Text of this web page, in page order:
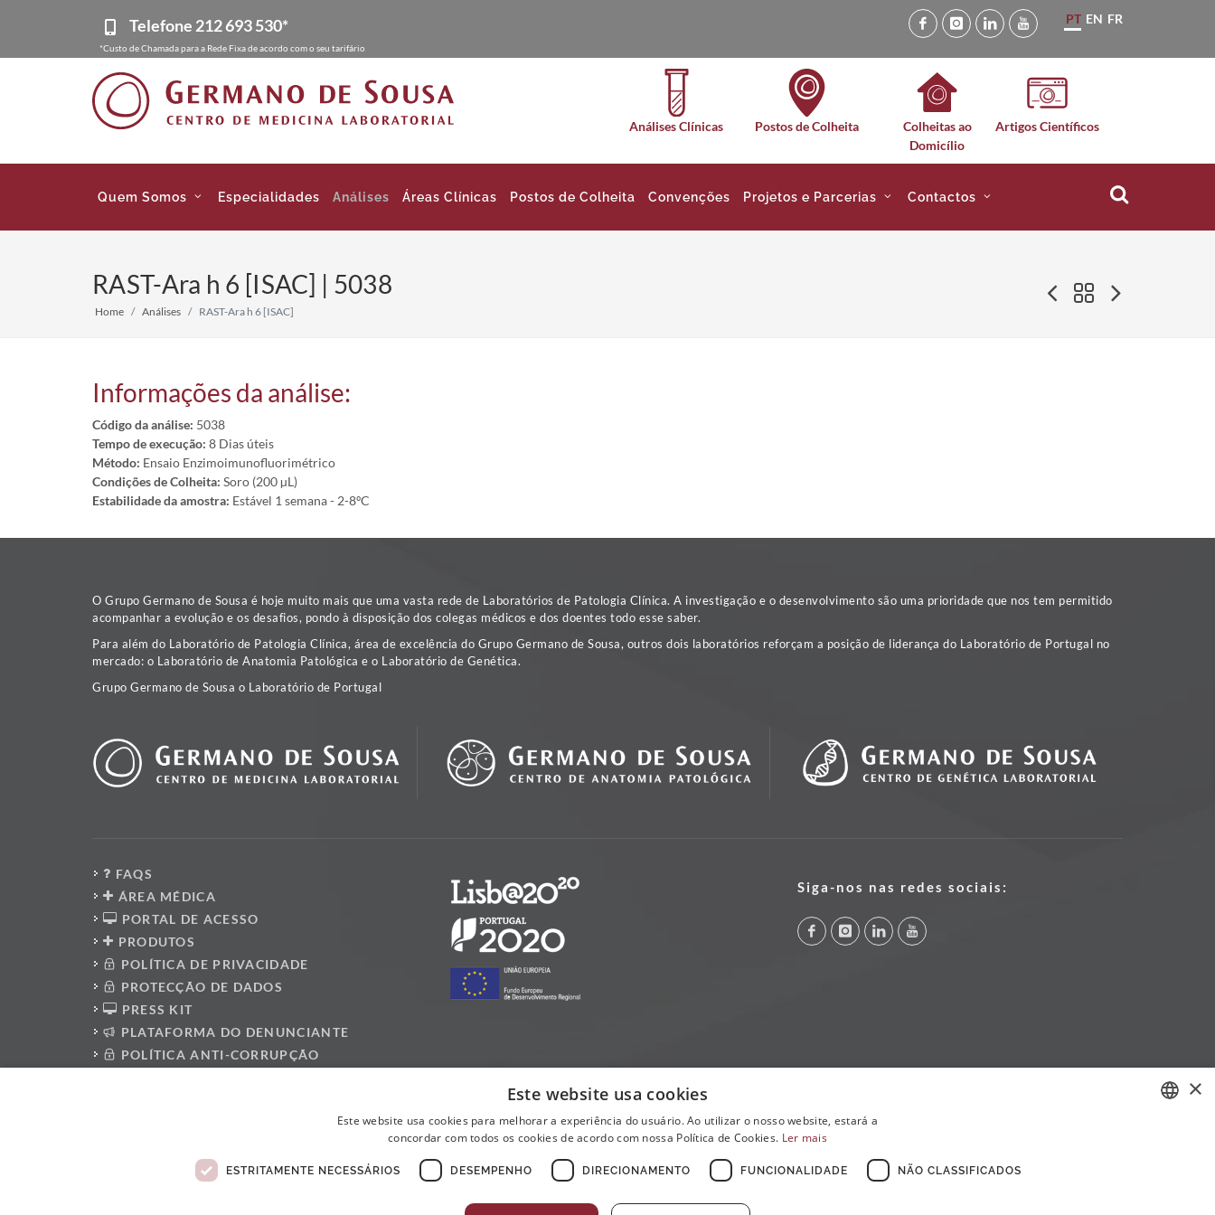
Telefone212 693 530*
*Custo de Chamada para a Rede Fixa de acordo com o seu tarifário
PT EN FR
Análises Clínicas Postos de Colheita
Colheitas ao
Domicílio
Artigos Científicos
Quem Somos Especialidades Análises Áreas Clínicas Postos de Colheita Convenções Projetos e Parcerias Contactos
RAST-Ara h 6 [ISAC] | 5038
Home Análises RAST-Ara h 6 [ISAC]
Informações da análise:
Código da análise: 5038
Tempo de execução: 8 Dias úteis
Método: Ensaio Enzimoimunofluorimétrico
Condições de Colheita: Soro (200 µL)
Estabilidade da amostra: Estável 1 semana - 2-8ºC
O Grupo Germano de Sousa é hoje muito mais que uma vasta rede de Laboratórios de Patologia Clínica. A investigação e o desenvolvimento são uma prioridade que nos tem permitido
acompanhar a evolução e os desafios, pondo à disposição dos colegas médicos e dos doentes todo esse saber.
Para além do Laboratório de Patologia Clínica, área de excelência do Grupo Germano de Sousa, outros dois laboratórios reforçam a posição de liderança do Laboratório de Portugal no
mercado: o Laboratório de Anatomia Patológica e o Laboratório de Genética.
Grupo Germano de Sousa o Laboratório de Portugal
FAQS
ÁREA MÉDICA
PORTAL DE ACESSO
PRODUTOS
POLÍTICA DE PRIVACIDADE
PROTECÇÃO DE DADOS
PRESS KIT
PLATAFORMA DO DENUNCIANTE
POLÍTICA ANTI-CORRUPÇÃO
Siga-nos nas redes sociais:
×
Este website usa cookies
Este website usa cookies para melhorar a experiência do usuário. Ao utilizar o nosso website, estará a
concordar com todos os cookies de acordo com nossa Política de Cookies. Ler mais
ESTRITAMENTE NECESSÁRIOS DESEMPENHO DIRECIONAMENTO FUNCIONALIDADE NÃO CLASSIFICADOS